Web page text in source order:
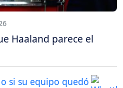
Haaland parece el